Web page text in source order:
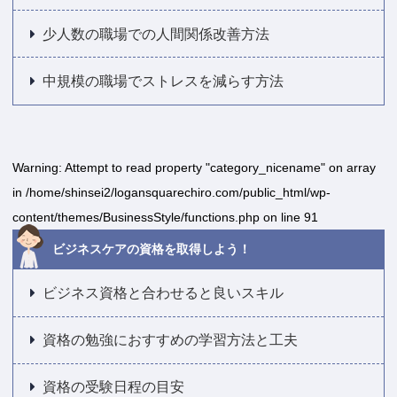
少人数の職場での人間関係改善方法
中規模の職場でストレスを減らす方法
Warning: Attempt to read property "category_nicename" on array
in /home/shinsei2/logansquarechiro.com/public_html/wp-
content/themes/BusinessStyle/functions.php on line 91
ビジネスケアの資格を取得しよう！
ビジネス資格と合わせると良いスキル
資格の勉強におすすめの学習方法と工夫
資格の受験日程の目安